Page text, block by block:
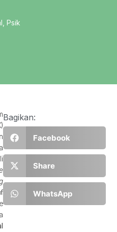
Psik
Bagikan:
Facebook
Share
WhatsApp